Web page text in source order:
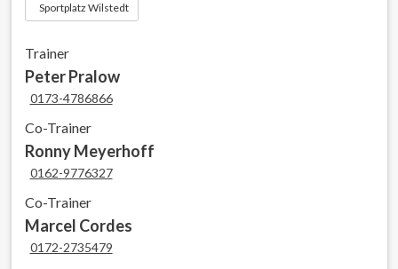
Sportplatz Wilstedt
Trainer
Peter Pralow
0173-4786866
Co-Trainer
Ronny Meyerhoff
0162-9776327
Co-Trainer
Marcel Cordes
0172-2735479